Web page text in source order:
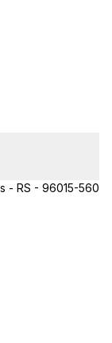
- RS - 96015-560